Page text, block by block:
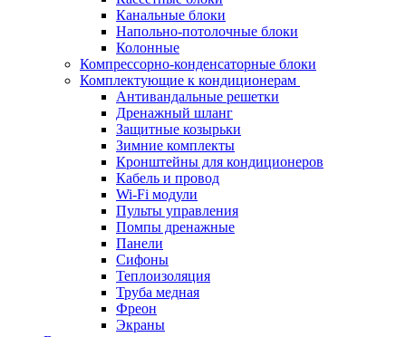
Канальные блоки
Напольно-потолочные блоки
Колонные
Компрессорно-конденсаторные блоки
Комплектующие к кондиционерам
Антивандальные решетки
Дренажный шланг
Защитные козырьки
Зимние комплекты
Кронштейны для кондиционеров
Кабель и провод
Wi-Fi модули
Пульты управления
Помпы дренажные
Панели
Сифоны
Теплоизоляция
Труба медная
Фреон
Экраны